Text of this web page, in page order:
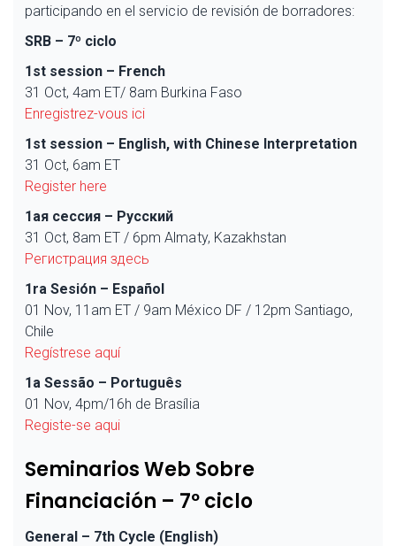
participando en el servicio de revisión de borradores:
SRB – 7º ciclo
1st session – French
31 Oct, 4am ET/ 8am Burkina Faso
Enregistrez-vous ici
1st session – English, with Chinese Interpretation
31 Oct, 6am ET
Register here
1ая сессия – Русский
31 Oct, 8am ET / 6pm Almaty, Kazakhstan
Регистрация здесь
1ra Sesión – Español
01 Nov, 11am ET / 9am México DF / 12pm Santiago,
Chile
Regístrese aquí
1a Sessão – Português
01 Nov, 4pm/16h de Brasília
Registe-se aqui
Seminarios Web Sobre
Financiación – 7º ciclo
General – 7th Cycle (English)